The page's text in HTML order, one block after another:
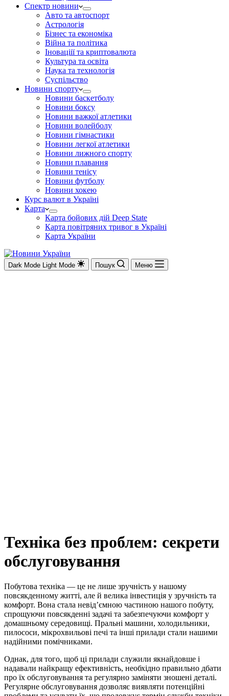
Спектр новини
Авто та автоспорт
Астрологія
Бізнес та економіка
Війна та політика
Іноваціії та криптовалюта
Культура та освіта
Наука та технологія
Суспільство
Новини спорту
Новини баскетболу
Новини боксу
Новини важкої атлетики
Новини волейболу
Новини гімнастики
Новини легкої атлетики
Новини лижного спорту
Новини плавання
Новини тенісу
Новини футболу
Новини хокею
Курс валют в Україні
Карта
Карта бойових дій Deep State
Карта повітряних тривог в Україні
Карта України
Dark Mode Light Mode Пошук Меню
Техніка без проблем: секрети
обслуговування
Побутова техніка — це не лише зручність у нашому
повсякденному житті, але й велика інвестиція у зручність та
комфорт. Вона стала невід’ємною частиною нашого побуту,
спрощуючи повсякденні задачі та забезпечуючи комфорт у
домашньому середовищі. Пральні машини, холодильники,
пилососи, мікрохвильові печі та інші прилади стали нашими
надійними помічниками.
Однак, для того, щоб ці прилади служили якнайдовше і
надавали найкращу ефективність, необхідно правильно дбати
про їх обслуговування та регулярно заміняти зношені деталі.
Регулярне обслуговування дозволяє виявляти потенційні